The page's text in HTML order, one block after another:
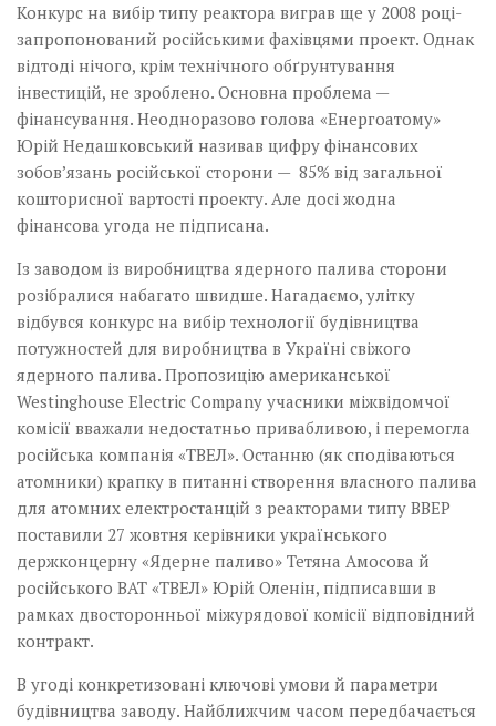
Конкурс на вибір типу реак­тора виграв ще у 2008 році­­
запропонований російськими фахівцями проект. Однак
відтоді нічого, крім технічного обґрунтування
інвестицій, не зроблено. Основна­ проблема —
фінансування. Неодноразово голова «Енерго­атому»
Юрій­ ­Недашковський нази­вав цифру фінансових
зобов’язань російської сторони — 85% від загальної
кошторисної вартості проекту. Але досі жодна
фінансова угода не підписана.
Із заводом із виробництва ядерного палива сторони
розібралися набагато швидше. Нагадаємо, улітку
відбувся конкурс на вибір технології будівництва
потужностей для виробництва в Україні свіжого
ядерного палива. Пропозицію американської
Westinghouse Electric Company учасники міжвідомчої
комісії вважали недостатньо привабливою, і перемогла
російська компанія «ТВЕЛ». Останню (як сподіваються
атомники) крапку в питанні створення власного палива
для атомних електростанцій з реакторами типу ВВЕР
поставили 27 жовтня керівники українського
держконцерну «Ядерне паливо» Тетяна Амосова й
російського ВАТ «ТВЕЛ» Юрій Оленін, підписавши в
рамках двосторонньої міжурядової комісії відповідний
контракт.
В угоді конкретизовані­ ключові умови й параметри
будівництва заводу.­ Найближчим часом передбачається